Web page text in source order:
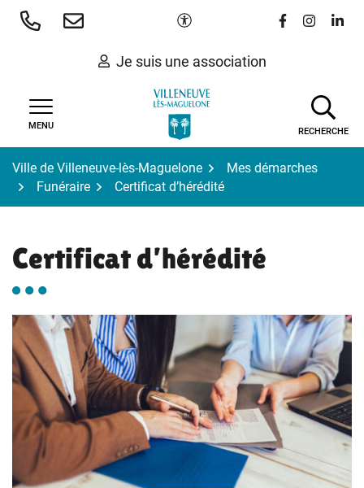
Aller
Paramètres d'accessibilité
Lien vers le
Lien vers
Lien
Je suis une association
MENU
RECHERCHE
Ville de Villeneuve-lès-Maguelone
Mes démarches
Funéraire
Certificat d’hérédité
Certificat d’hérédité